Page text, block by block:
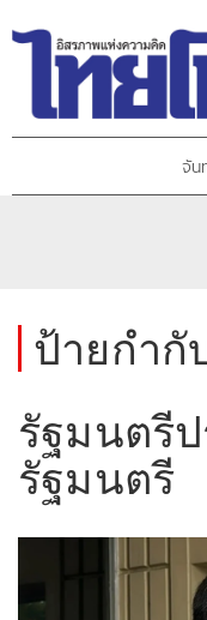
จัน
ป้ายกำกั
รัฐมนตรี
รัฐมนตรี